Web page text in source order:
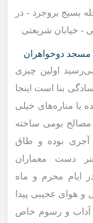
بسیج بروجرد - در
- خیابان شریعتی
دوخواهران
اولین چیزی
بنا است اینجا
یا مناره‌های خیلی
مصالح بومی ساخته
بوده و طاق‌
دست معماران
ایام محرم و ماه
هوای عجیبی پیدا
آداب و رسوم خاص